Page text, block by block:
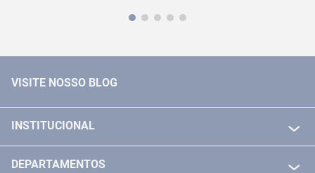
VISITE NOSSO BLOG
INSTITUCIONAL
DEPARTAMENTOS